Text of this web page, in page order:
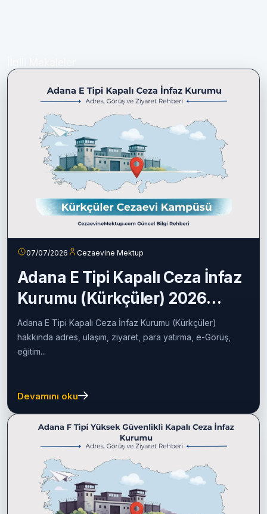
07/07/2026 Cezaevine Mektup
Adana E Tipi Kapalı Ceza İnfaz
Kurumu (Kürkçüler) 2026
Rehberi
Adana E Tipi Kapalı Ceza İnfaz Kurumu (Kürkçüler)
hakkında adres, ulaşım, ziyaret, para yatırma, e-Görüş,
eğitim...
Devamını oku